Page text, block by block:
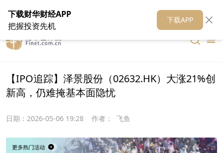
在线客服 关于我们 财华媒体矩阵 财华智库
【IPO追踪】泽景股份（02632.HK）大涨21%创
新高，仍难掩基本面隐忧
日期： 2026-05-06 19:28 作者： 飞鱼
下载财华财经APP
把握投资先机
下载APP